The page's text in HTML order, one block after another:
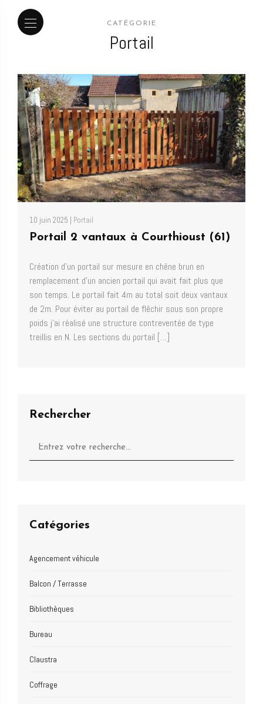
CATÉGORIE
Portail
10 juin 2025 | Portail
Portail 2 vantaux à Courthioust (61)
Création d’un portail sur mesure en chêne brun en
remplacement d’un ancien portail qui avait fait plus que
son temps. Le portail fait 4m au total soit deux vantaux
de 2m. Pour éviter au portail de flêchir sous son propre
poids j’ai réalisé une structure contreventée de type
treillis en N. Les sections du portail […]
Rechercher
Catégories
Agencement véhicule
Balcon / Terrasse
Bibliothèques
Bureau
Claustra
Coffrage